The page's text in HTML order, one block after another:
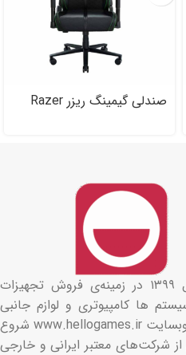
صندلی گیمینگ ریزر Razer
هلو گیمز فعالیت خود را از سال ۱۳۹۹ در زمینه‌ی فروش تجهیزات
ها کامپیوتری و لوازم جانبی
مربوطه به صورت آنلاین از طریق وبسایت www.hellogames.ir شروع
شرکت‌های معتبر ایرانی و خارجی